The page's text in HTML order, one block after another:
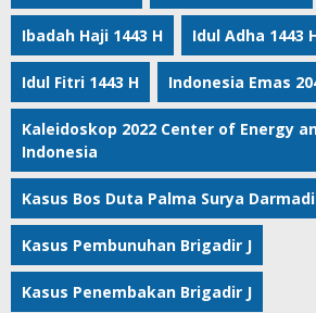
Ibadah Haji 1443 H Idul Adha 1443
Idul Fitri 1443 H Indonesia Emas
Kaleidoskop 2022 Center of Energy
Indonesia
Kasus Bos Duta Palma Surya Darmadi
Kasus Pembunuhan Brigadir J
Kasus Penembakan Brigadir J